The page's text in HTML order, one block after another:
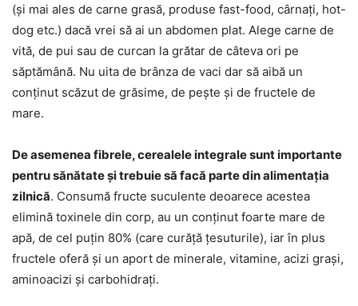
(și mai ales de carne grasă, produse fast-food, cârnați, hot-
dog etc.) dacă vrei să ai un abdomen plat. Alege carne de
vită, de pui sau de curcan la grătar de câteva ori pe
săptămână. Nu uita de brânza de vaci dar să aibă un
conținut scăzut de grăsime, de pește și de fructele de
mare.
De asemenea fibrele, cerealele integrale sunt importante
pentru sănătate și trebuie să facă parte din alimentația
zilnică. Consumă fructe suculente deoarece acestea
elimină toxinele din corp, au un conținut foarte mare de
apă, de cel puțin 80% (care curăță țesuturile), iar în plus
fructele oferă și un aport de minerale, vitamine, acizi grași,
aminoacizi și carbohidrați.